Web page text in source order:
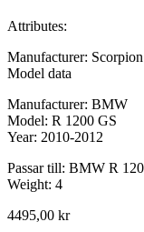
Attributes:
Manufacturer: Scorpion
Model data
Manufacturer: BMW
Model: R 1200 GS
Year: 2010-2012
Passar till: BMW R
Weight: 4
4495,00 kr